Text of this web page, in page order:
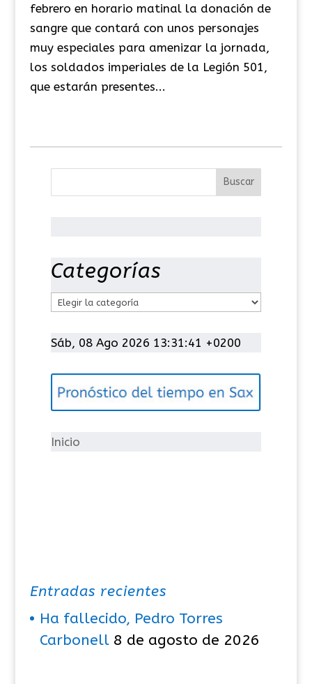
febrero en horario matinal la donación de
sangre que contará con unos personajes
muy especiales para amenizar la jornada,
los soldados imperiales de la Legión 501,
que estarán presentes...
Categorías
t
g
í
Sáb, 08 Ago 2026 13:31:42 +0200
Inicio
Entradas recientes
Ha fallecido, Pedro Torres
Carbonell 8 de agosto de 2026